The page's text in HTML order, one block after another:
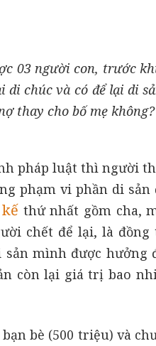
03 người con, trước
chúc và có để lại di
thay cho bố mẹ không?
pháp luật thì người
phạm vi phần di
thứ nhất gồm cha,
chết để lại, là
mình được hưởng
còn lại giá trị bao
bè (500 triệu) và